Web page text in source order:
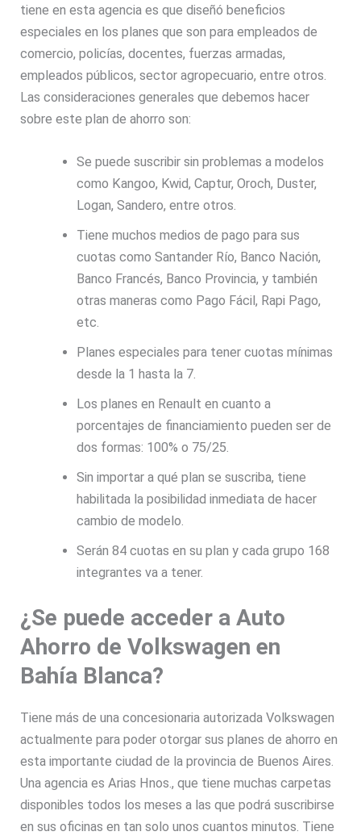
tiene en esta agencia es que diseñó beneficios
especiales en los planes que son para empleados de
comercio, policías, docentes, fuerzas armadas,
empleados públicos, sector agropecuario, entre otros.
Las consideraciones generales que debemos hacer
sobre este plan de ahorro son:
Se puede suscribir sin problemas a modelos
como Kangoo, Kwid, Captur, Oroch, Duster,
Logan, Sandero, entre otros.
Tiene muchos medios de pago para sus
cuotas como Santander Río, Banco Nación,
Banco Francés, Banco Provincia, y también
otras maneras como Pago Fácil, Rapi Pago,
etc.
Planes especiales para tener cuotas mínimas
desde la 1 hasta la 7.
Los planes en Renault en cuanto a
porcentajes de financiamiento pueden ser de
dos formas: 100% o 75/25.
Sin importar a qué plan se suscriba, tiene
habilitada la posibilidad inmediata de hacer
cambio de modelo.
Serán 84 cuotas en su plan y cada grupo 168
integrantes va a tener.
¿Se puede acceder a Auto
Ahorro de Volkswagen en
Bahía Blanca?
Tiene más de una concesionaria autorizada Volkswagen
actualmente para poder otorgar sus planes de ahorro en
esta importante ciudad de la provincia de Buenos Aires.
Una agencia es Arias Hnos., que tiene muchas carpetas
disponibles todos los meses a las que podrá suscribirse
en sus oficinas en tan solo unos cuantos minutos. Tiene